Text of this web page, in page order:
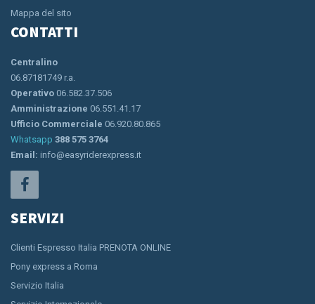
Mappa del sito
CONTATTI
Centralino
06.87181749 r.a.
Operativo 06.582.37.506
Amministrazione 06.551.41.17
Ufficio Commerciale 06.920.80.865
Whatsapp 388 575 3764
Email: info@easyriderexpress.it
SERVIZI
Clienti Espresso Italia PRENOTA ONLINE
Pony express a Roma
Servizio Italia